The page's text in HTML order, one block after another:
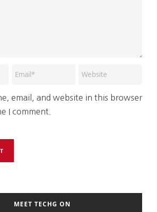
email, and website in this browser
I comment.
MEET TECHG ON